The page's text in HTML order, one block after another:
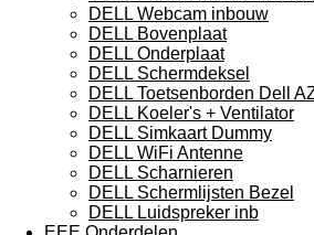
DELL Webcam inbouw
DELL Bovenplaat
DELL Onderplaat
DELL Schermdeksel
DELL Toetsenborden Dell
DELL Koeler's + Ventilator
DELL Simkaart Dummy
DELL WiFi Antenne
DELL Scharnieren
DELL Schermlijsten Bezel
DELL Luidspreker inb